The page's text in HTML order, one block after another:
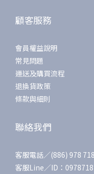
顧客服務
會員權益說明
常見問題
運送及購買流程
退換貨政策
條款與細則
聯絡我們
客服電話／(886) 978
客服Line／ID：